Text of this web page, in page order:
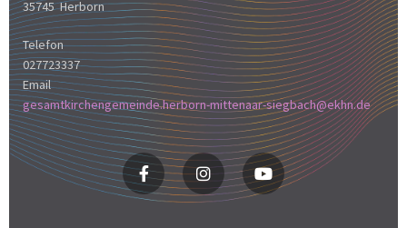
35745 Herborn
Telefon
027723337
Email
gesamtkirchengemeinde.herborn-mittenaar-siegbach@ekhn.de